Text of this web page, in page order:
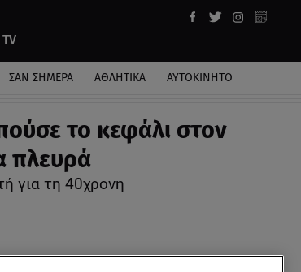
ΣΑΝ ΣΗΜΕΡΑ ΑΘΛΗΤΙΚΑ ΑΥΤΟΚΙΝΗΤΟ
το κεφάλι στον
πλευρά
για τη 40χρονη